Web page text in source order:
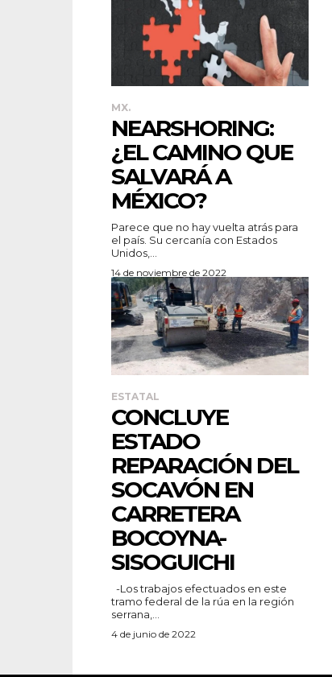
MX.
NEARSHORING:
¿EL CAMINO QUE
SALVARÁ A
MÉXICO?
Parece que no hay vuelta atrás para
el país. Su cercanía con Estados
Unidos,...
14 de noviembre de 2022
ESTATAL
CONCLUYE
ESTADO
REPARACIÓN DEL
SOCAVÓN EN
CARRETERA
BOCOYNA-
SISOGUICHI
-Los trabajos efectuados en este
tramo federal de la rúa en la región
serrana,...
4 de junio de 2022